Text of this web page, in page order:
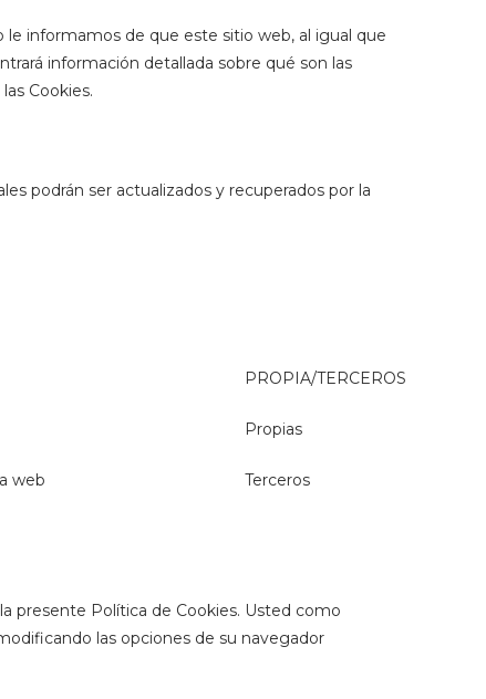
le informamos de que este sitio web, al igual que
información detallada sobre qué son las
Cookies.
podrán ser actualizados y recuperados por la
PROPIA/TERCEROS
Propias
web Terceros
presente Política de Cookies. Usted como
las opciones de su navegador